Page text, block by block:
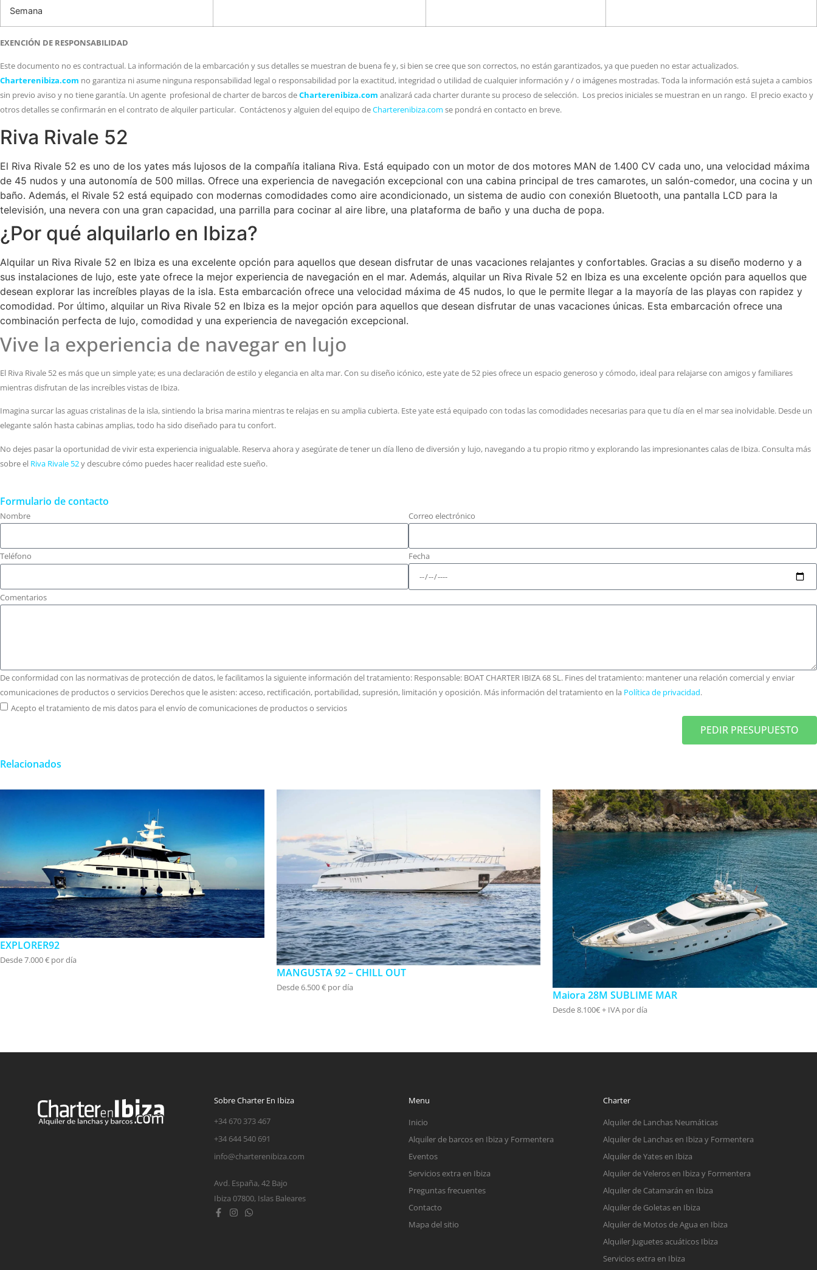
Semana
EXENCIÓN DE RESPONSABILIDAD
Este documento no es contractual. La información de la embarcación y sus detalles se muestran de buena fe y, si bien se cree que son correctos, no están garantizados, ya que pueden no estar actualizados.
Charterenibiza.com no garantiza ni asume ninguna responsabilidad legal o responsabilidad por la exactitud, integridad o utilidad de cualquier información y / o imágenes mostradas. Toda la información está sujeta a cambios
sin previo aviso y no tiene garantía. Un agente profesional de charter de barcos deCharterenibiza.com analizará cada charter durante su proceso de selección. Los precios iniciales se muestran en un rango. El precio exacto y
otros detalles se confirmarán en el contrato de alquiler particular. Contáctenos y alguien del equipo deCharterenibiza.com se pondrá en contacto en breve.
Riva Rivale 52
El Riva Rivale 52 es uno de los yates más lujosos de la compañía italiana Riva. Está equipado con un motor de dos motores MAN de 1.400 CV cada uno, una velocidad máxima
de 45 nudos y una autonomía de 500 millas. Ofrece una experiencia de navegación excepcional con una cabina principal de tres camarotes, un salón-comedor, una cocina y un
baño. Además, el Rivale 52 está equipado con modernas comodidades como aire acondicionado, un sistema de audio con conexión Bluetooth, una pantalla LCD para la
televisión, una nevera con una gran capacidad, una parrilla para cocinar al aire libre, una plataforma de baño y una ducha de popa.
¿Por qué alquilarlo en Ibiza?
Alquilar un Riva Rivale 52 en Ibiza es una excelente opción para aquellos que desean disfrutar de unas vacaciones relajantes y confortables. Gracias a su diseño moderno y a
sus instalaciones de lujo, este yate ofrece la mejor experiencia de navegación en el mar. Además, alquilar un Riva Rivale 52 en Ibiza es una excelente opción para aquellos que
desean explorar las increíbles playas de la isla. Esta embarcación ofrece una velocidad máxima de 45 nudos, lo que le permite llegar a la mayoría de las playas con rapidez y
comodidad. Por último, alquilar un Riva Rivale 52 en Ibiza es la mejor opción para aquellos que desean disfrutar de unas vacaciones únicas. Esta embarcación ofrece una
combinación perfecta de lujo, comodidad y una experiencia de navegación excepcional.
Vive la experiencia de navegar en lujo
El Riva Rivale 52 es más que un simple yate; es una declaración de estilo y elegancia en alta mar. Con su diseño icónico, este yate de 52 pies ofrece un espacio generoso y cómodo, ideal para relajarse con amigos y familiares
mientras disfrutan de las increíbles vistas de Ibiza.
Imagina surcar las aguas cristalinas de la isla, sintiendo la brisa marina mientras te relajas en su amplia cubierta. Este yate está equipado con todas las comodidades necesarias para que tu día en el mar sea inolvidable. Desde un
elegante salón hasta cabinas amplias, todo ha sido diseñado para tu confort.
No dejes pasar la oportunidad de vivir esta experiencia inigualable. Reserva ahora y asegúrate de tener un día lleno de diversión y lujo, navegando a tu propio ritmo y explorando las impresionantes calas de Ibiza. Consulta más
sobre el Riva Rivale 52y descubre cómo puedes hacer realidad este sueño.
Formulario de contacto
Nombre Correo electrónico
Teléfono Fecha
Comentarios
De conformidad con las normativas de protección de datos, le facilitamos la siguiente información del tratamiento: Responsable: BOAT CHARTER IBIZA 68 SL. Fines del tratamiento: mantener una relación comercial y enviar
comunicaciones de productos o servicios Derechos que le asisten: acceso, rectificación, portabilidad, supresión, limitación y oposición. Más información del tratamiento en la Política de privacidad.
Acepto el tratamiento de mis datos para el envío de comunicaciones de productos o servicios
PEDIR PRESUPUESTO
Relacionados
EXPLORER92
Desde 7.000 € por día
MANGUSTA 92 – CHILL OUT
Desde 6.500 € por día
Maiora 28M SUBLIME MAR
Desde 8.100€ + IVA por día
Sobre Charter En Ibiza
+34 670 373 467
+34 644 540 691
info@charterenibiza.com
Avd. España, 42 Bajo
Ibiza 07800, Islas Baleares
Menu
Inicio
Alquiler de barcos en Ibiza y Formentera
Eventos
Servicios extra en Ibiza
Preguntas frecuentes
Contacto
Mapa del sitio
Charter
Alquiler de Lanchas Neumáticas
Alquiler de Lanchas en Ibiza y Formentera
Alquiler de Yates en Ibiza
Alquiler de Veleros en Ibiza y Formentera
Alquiler de Catamarán en Ibiza
Alquiler de Goletas en Ibiza
Alquiler de Motos de Agua en Ibiza
Alquiler Juguetes acuáticos Ibiza
Servicios extra en Ibiza